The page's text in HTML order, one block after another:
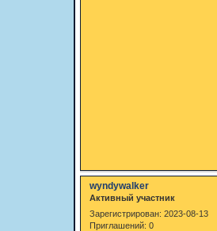
wyndywalker
Активный участник
Зарегистрирован: 2023-08-13
Приглашений: 0